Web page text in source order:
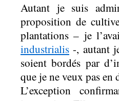
Autant je suis
proposition de
plantations – je
industrialis -, autant
soient bordés par
que je ne veux pas en
L’exception